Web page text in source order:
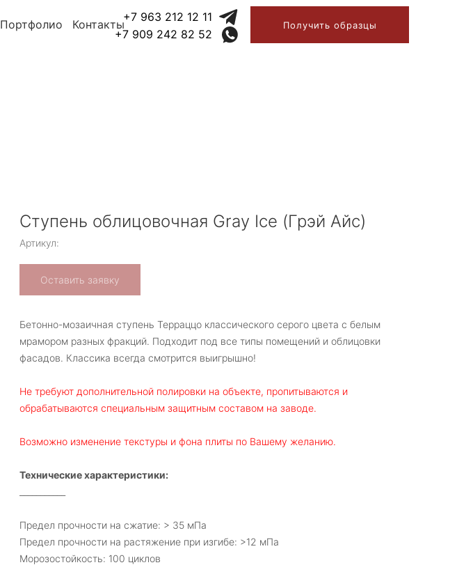
Контакты
Портфолио
+7 963 212 12 11
+7 909 242 82 52
Получить образцы
Ступень облицовочная Gray Ice (Грэй Айс)
Артикул:
Оставить заявку
Бетонно-мозаичная ступень Терраццо классического серого цвета с белым
мрамором разных фракций. Подходит под все типы помещений и облицовки
фасадов. Классика всегда смотрится выигрышно!
Не требуют дополнительной полировки на объекте, пропитываются и
обрабатываются специальным защитным составом на заводе.
Возможно изменение текстуры и фона плиты по Вашему желанию.
Технические характеристики:
Предел прочности на сжатие: > 35 мПа
Предел прочности на растяжение при изгибе: >12 мПа
Морозостойкость: 100 циклов